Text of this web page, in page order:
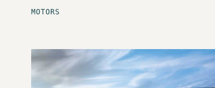
MOTORS